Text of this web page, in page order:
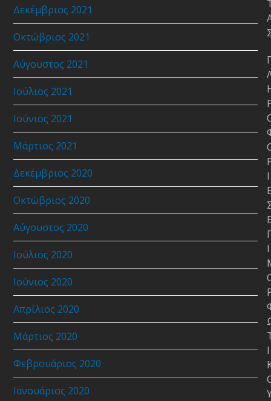
Δεκέμβριος 2021
Οκτώβριος 2021
Αύγουστος 2021
Ιούλιος 2021
Ιούνιος 2021
Μάρτιος 2021
Δεκέμβριος 2020
Οκτώβριος 2020
Αύγουστος 2020
Ιούλιος 2020
Ιούνιος 2020
Απρίλιος 2020
Μάρτιος 2020
Φεβρουάριος 2020
Ιανουάριος 2020
Ι
Ι
Ι